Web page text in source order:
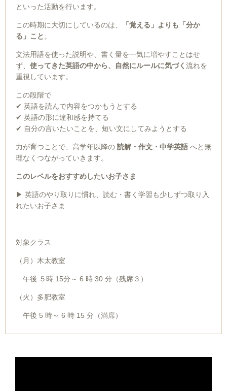
といった活動を行います。
この時期に大切にしているのは、
「覚える」よりも「分か
る」こと。
文法用語を使った説明や、書く量を一気に増やすことはせ
ず、 使ってきた英語の中から、自然にルールに気づく 流れを
重視しています。
この段階で
✔ 英語を読んで内容をつかもうとする
✔ 英語の形に違和感を持てる
✔ 自分の言いたいことを、短い文にしてみようとする
力が育つことで、高学年以降の 読解・作文・中学英語 へと無
理なくつながっていきます。
このレベルをおすすめしたいお子さま
▶ 英語のやり取りに慣れ、読む・書く学習も少しずつ取り入
れたいお子さま
対象クラス
（月）木太教室
午後 ５時 15分～ 6 時 30 分（残席３）
（火）多肥教室
午後 5 時～ 6 時 15 分（満席）